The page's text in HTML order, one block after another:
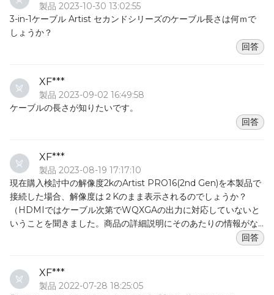
製品 2023-10-30 13:02:55
3-in-1ケーブル Artist セカンドシリーズのケーブル長さは何ｍで
しょうか？
回答
XF***
製品 2023-09-02 16:49:58
ケーブルの長さが知りたいです。
回答
XF***
製品 2023-08-19 17:17:10
現在購入検討中の解像度2kのArtist PRO16(2nd Gen)を本製品で
接続した場合、解像度は２Kのまま表示されるのでしょうか？
（HDMIではケーブル次第でWQXGAの出力に対応していないと
いうことを聞きました。商品の詳細説明にそのあたりの情報がな
しいです
回答
XF***
製品 2022-07-28 18:25:05